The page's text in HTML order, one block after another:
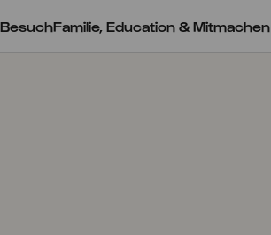
Familie, Education & Mitmachen